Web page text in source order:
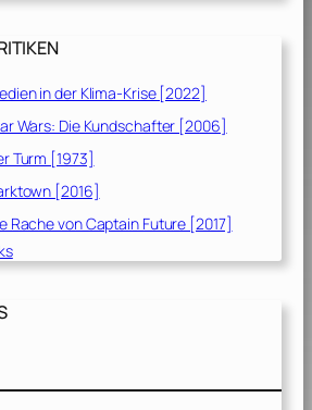
in der Klima-Krise [2022]
Wars: Die Kundschafter [2006]
Turm [1973]
[2016]
Rache von Captain Future [2017]